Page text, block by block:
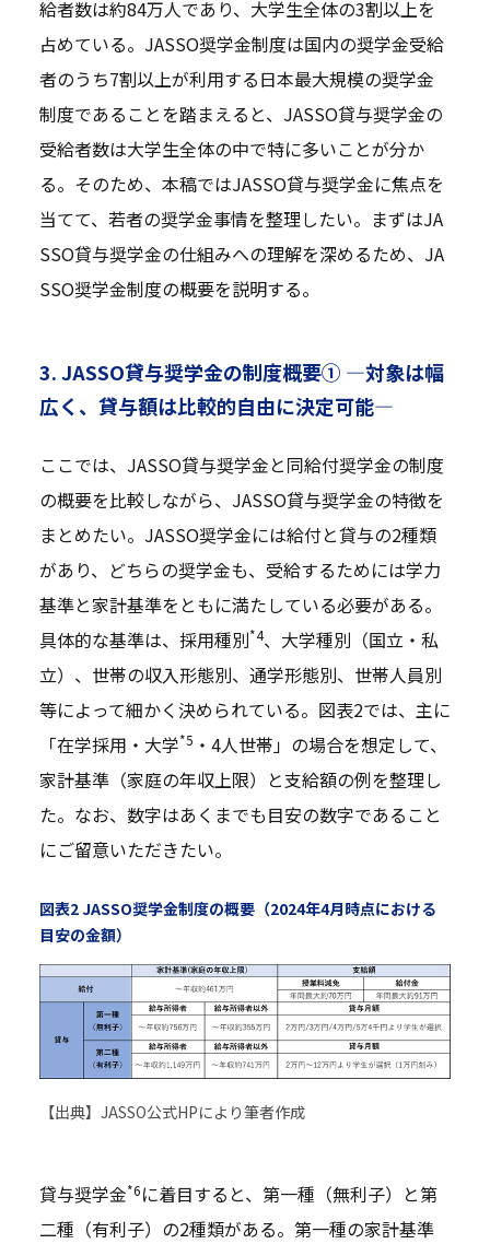
給者数は約84万人であり、大学生全体の3割以上を
占めている。JASSO奨学金制度は国内の奨学金受給
者のうち7割以上が利用する日本最大規模の奨学金
制度であることを踏まえると、JASSO貸与奨学金の
受給者数は大学生全体の中で特に多いことが分か
る。そのため、本稿ではJASSO貸与奨学金に焦点を
当てて、若者の奨学金事情を整理したい。まずはJA
SSO貸与奨学金の仕組みへの理解を深めるため、JA
SSO奨学金制度の概要を説明する。
3. JASSO貸与奨学金の制度概要① —対象は幅
広く、貸与額は比較的自由に決定可能—
ここでは、JASSO貸与奨学金と同給付奨学金の制度
の概要を比較しながら、JASSO貸与奨学金の特徴を
まとめたい。JASSO奨学金には給付と貸与の2種類
があり、どちらの奨学金も、受給するためには学力
基準と家計基準をともに満たしている必要がある。
具体的な基準は、採用種別*4、大学種別（国立・私
立）、世帯の収入形態別、通学形態別、世帯人員別
等によって細かく決められている。図表2では、主に
「在学採用・大学*5 ・4人世帯」の場合を想定して、
家計基準（家庭の年収上限）と支給額の例を整理し
た。なお、数字はあくまでも目安の数字であること
にご留意いただきたい。
図表2 JASSO奨学金制度の概要（2024年4月時点における
目安の金額）
【出典】JASSO公式HPにより筆者作成
貸与奨学金*6に着目すると、第一種（無利子）と第
二種（有利子）の2種類がある。第一種の家計基準